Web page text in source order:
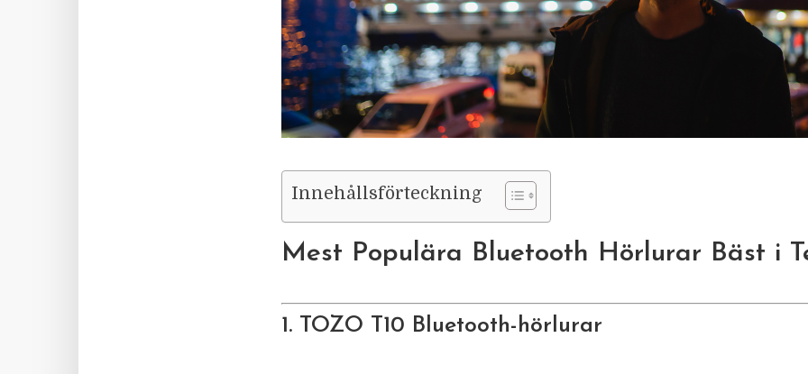
Innehållsförteckning
Mest Populära Bluetooth Hörlurar Bäst i
1. TOZO T10 Bluetooth-hörlurar